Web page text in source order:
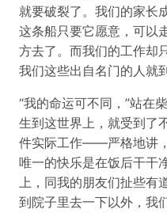
就要破裂了。我们的家
这条船只要它愿意，可以
方去了。而我们的工作却
我们这些出自名门的人就
“我的命运可不同，”站在
生到这世界上，就受到了
件实际工作——严格地讲
唯一的快乐是在饭后干干
上，同我的朋友们扯些有
到院子里去一下以外，我